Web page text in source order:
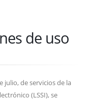
de uso
julio, de servicios de la
(LSSI), se